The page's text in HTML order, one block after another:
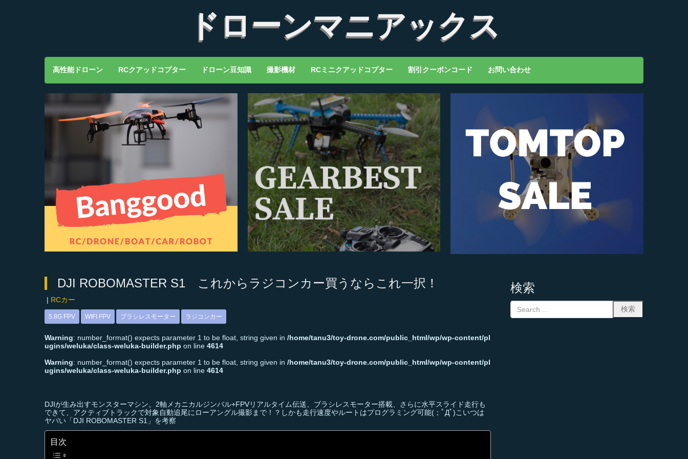
ドローンマニアックス
高性能ドローン RCクアッドコプター ドローン豆知識 撮影機材 RCミニクアッドコプター 割引クーポンコード お問い合わせ
DJI ROBOMASTER S1 これからラジコンカー買うならこれ一択！
RCカー
5.8G FPV WIFI FPV ブラシレスモーター ラジコンカー
Warning: number_format() expects parameter 1 to be float, string given in /home/tanu3/toy-drone.com/public_html/wp/wp-content/pl
ugins/weluka/class-weluka-builder.php on line 4614
Warning: number_format() expects parameter 1 to be float, string given in /home/tanu3/toy-drone.com/public_html/wp/wp-content/pl
ugins/weluka/class-weluka-builder.php on line 4614
DJIが生み出すモンスターマシン。2軸メカニカルジンバル+FPVリアルタイム伝送、ブラシレスモーター搭載、さらに水平スライド走行も
できて、アクティブトラックで対象自動追尾にローアングル撮影まで！？しかも走行速度やルートはプログラミング可能(；ﾟДﾟ)こいつは
ヤバい「DJI ROBOMASTER S1」を考察
目次
検索